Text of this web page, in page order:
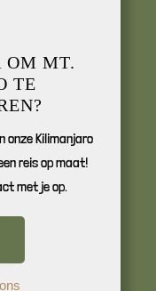
OM MT.
TE
onze Kilimanjaro
reis op maat!
met je op.